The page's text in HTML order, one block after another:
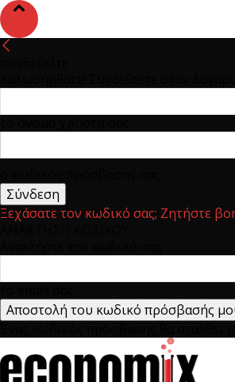
Ξεχάσατε τον κωδικό σας; Ζητήστε